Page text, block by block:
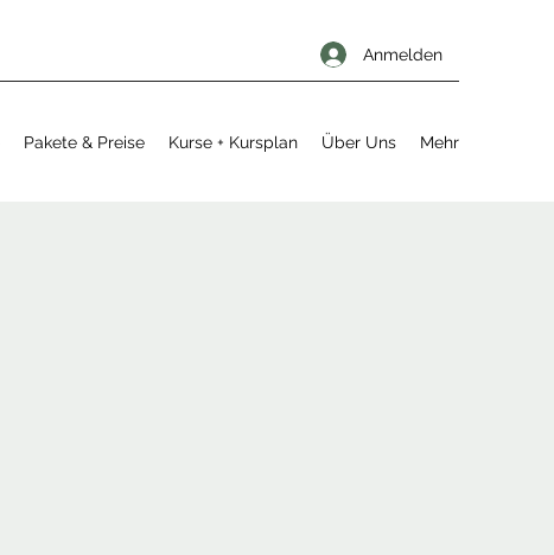
Anmelden
Pakete & Preise Kurse + Kursplan Über Uns Mehr